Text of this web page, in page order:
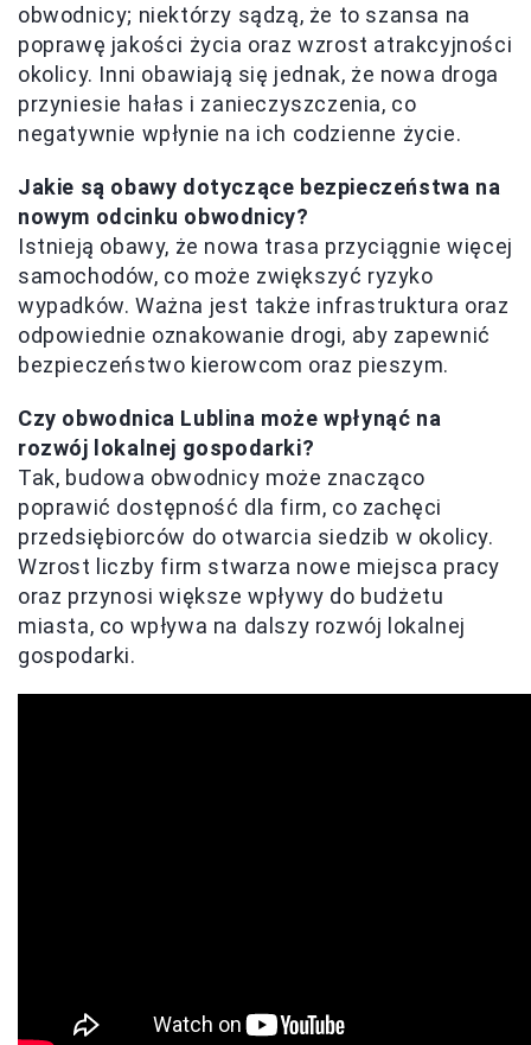
obwodnicy; niektórzy sądzą, że to szansa na
poprawę jakości życia oraz wzrost atrakcyjności
okolicy. Inni obawiają się jednak, że nowa droga
przyniesie hałas i zanieczyszczenia, co
negatywnie wpłynie na ich codzienne życie.
Jakie są obawy dotyczące bezpieczeństwa na
nowym odcinku obwodnicy?
Istnieją obawy, że nowa trasa przyciągnie więcej
samochodów, co może zwiększyć ryzyko
wypadków. Ważna jest także infrastruktura oraz
odpowiednie oznakowanie drogi, aby zapewnić
bezpieczeństwo kierowcom oraz pieszym.
Czy obwodnica Lublina może wpłynąć na
rozwój lokalnej gospodarki?
Tak, budowa obwodnicy może znacząco
poprawić dostępność dla firm, co zachęci
przedsiębiorców do otwarcia siedzib w okolicy.
Wzrost liczby firm stwarza nowe miejsca pracy
oraz przynosi większe wpływy do budżetu
miasta, co wpływa na dalszy rozwój lokalnej
gospodarki.